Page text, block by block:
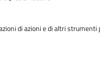
di azioni e di altri strumenti